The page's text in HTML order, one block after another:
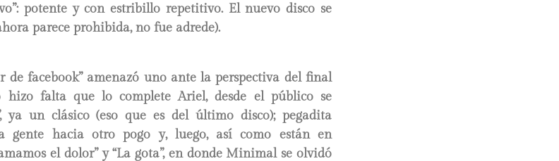
potente y con estribillo repetitivo. El nuevo disco se
parece prohibida, no fue adrede).
de facebook” amenazó uno ante la perspectiva del final
hizo falta que lo complete Ariel, desde el público se
ya un clásico (eso que es del último disco); pegadita
gente hacia otro pogo y, luego, así como están en
el dolor” y “La gota”, en donde Minimal se olvidó